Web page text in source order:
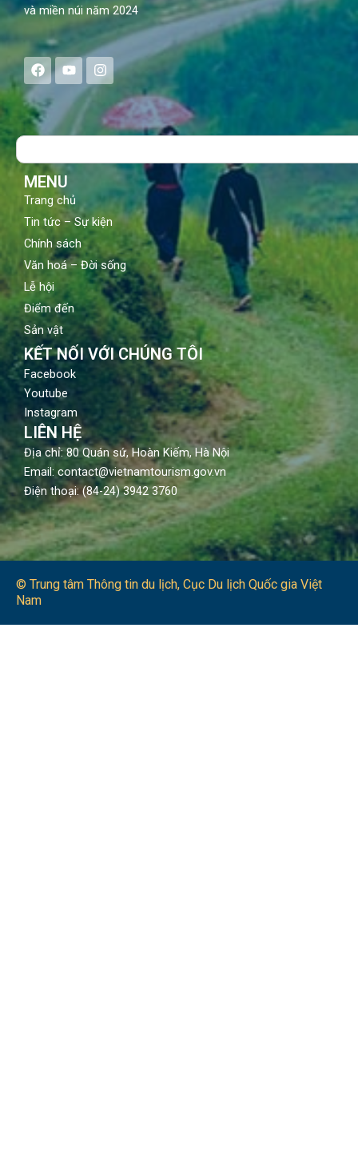
và miền núi năm 2024
F
a
c
e
b
o
Y
o
u
t
u
b
I
n
s
a
g
Search
MENU
Trang chủ
Tin tức – Sự kiện
Chính sách
Văn hoá – Đời sống
Lễ hội
Điểm đến
Sản vật
KẾT NỐI VỚI CHÚNG TÔI
Facebook
Youtube
Instagram
LIÊN HỆ
Địa chỉ: 80 Quán sứ, Hoàn Kiếm, Hà Nội
Email: contact@vietnamtourism.gov.vn
Điện thoại: (84-24) 3942 3760
© Trung tâm Thông tin du lịch​, Cục Du lịch Quốc gia Việt
Nam